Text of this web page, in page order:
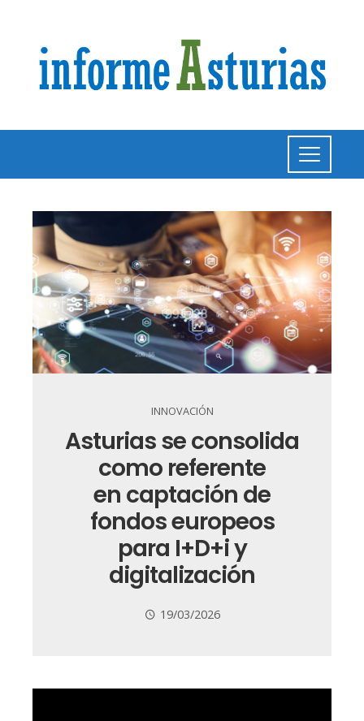
INNOVACIÓN
Asturias se consolida
como referente
en captación de
fondos europeos
para I+D+i y
digitalización
19/03/2026